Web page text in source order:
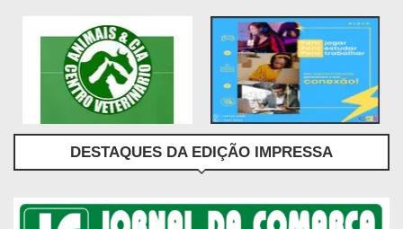
DESTAQUES DA EDIÇÃO IMPRESSA